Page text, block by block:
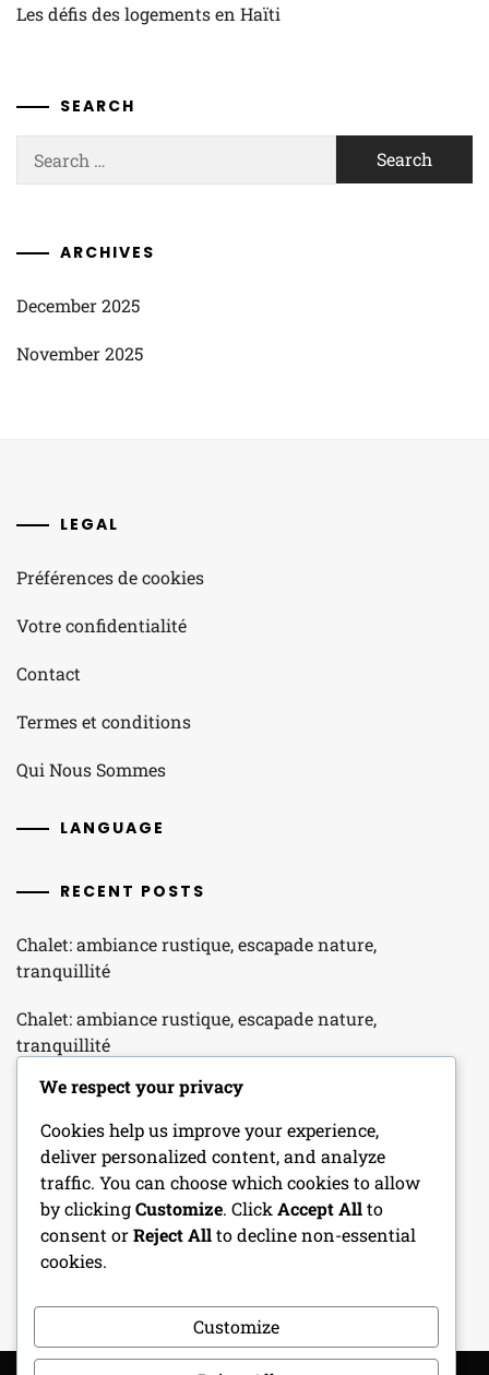
Les défis des logements en Haïti
SEARCH
for:
ARCHIVES
December 2025
November 2025
LEGAL
Préférences de cookies
Votre confidentialité
Contact
Termes et conditions
Qui Nous Sommes
LANGUAGE
RECENT POSTS
Chalet: ambiance rustique, escapade nature,
tranquillité
Chalet: ambiance rustique, escapade nature,
tranquillité
Maison en bois: construction écologique, isolation
naturelle, esthétique
Maison en bois: construction écologique, isolation
naturelle, esthétique
Maison en bois: construction écologique, isolation
naturelle, esthétique
We respect your privacy
Cookies help us improve your experience,
deliver personalized content, and analyze
traffic. You can choose which cookies to allow
by clickingCustomize. Click Accept Allto
consent orReject Allto decline non-essential
cookies.
Customize